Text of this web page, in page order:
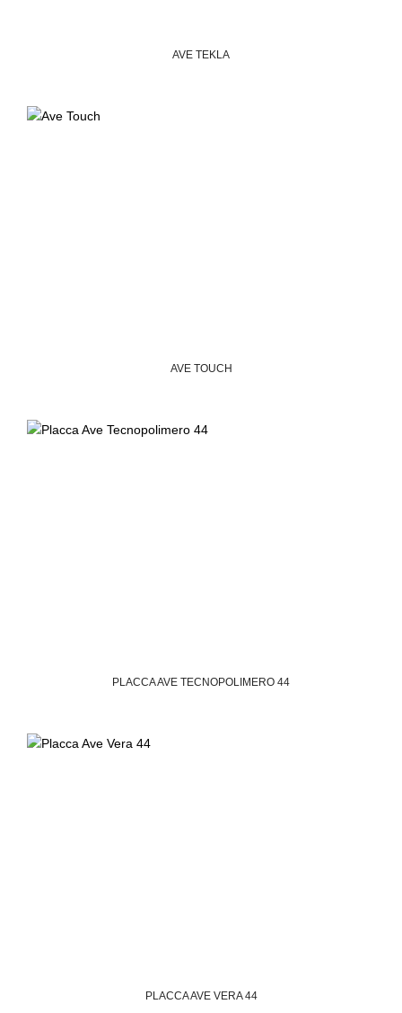
AVE TEKLA
AVE TOUCH
PLACCA AVE TECNOPOLIMERO 44
PLACCA AVE VERA 44